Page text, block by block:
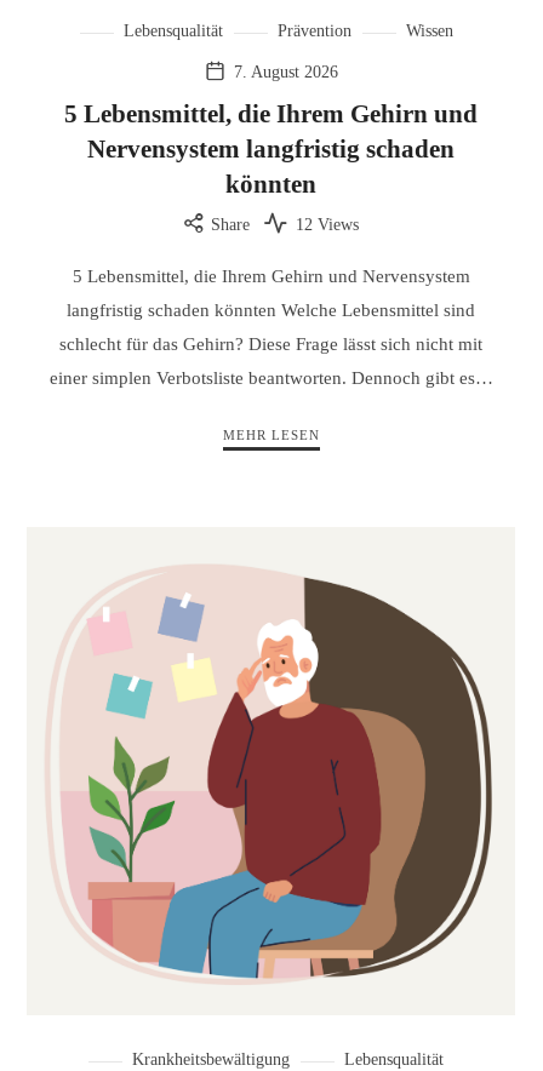
Lebensqualität Prävention Wissen
7. August 2026
5 Lebensmittel, die Ihrem Gehirn und
Nervensystem langfristig schaden
könnten
Share 12 Views
5 Lebensmittel, die Ihrem Gehirn und Nervensystem
langfristig schaden könnten Welche Lebensmittel sind
schlecht für das Gehirn? Diese Frage lässt sich nicht mit
einer simplen Verbotsliste beantworten. Dennoch gibt es…
MEHR LESEN
Krankheitsbewältigung
Lebensqualität